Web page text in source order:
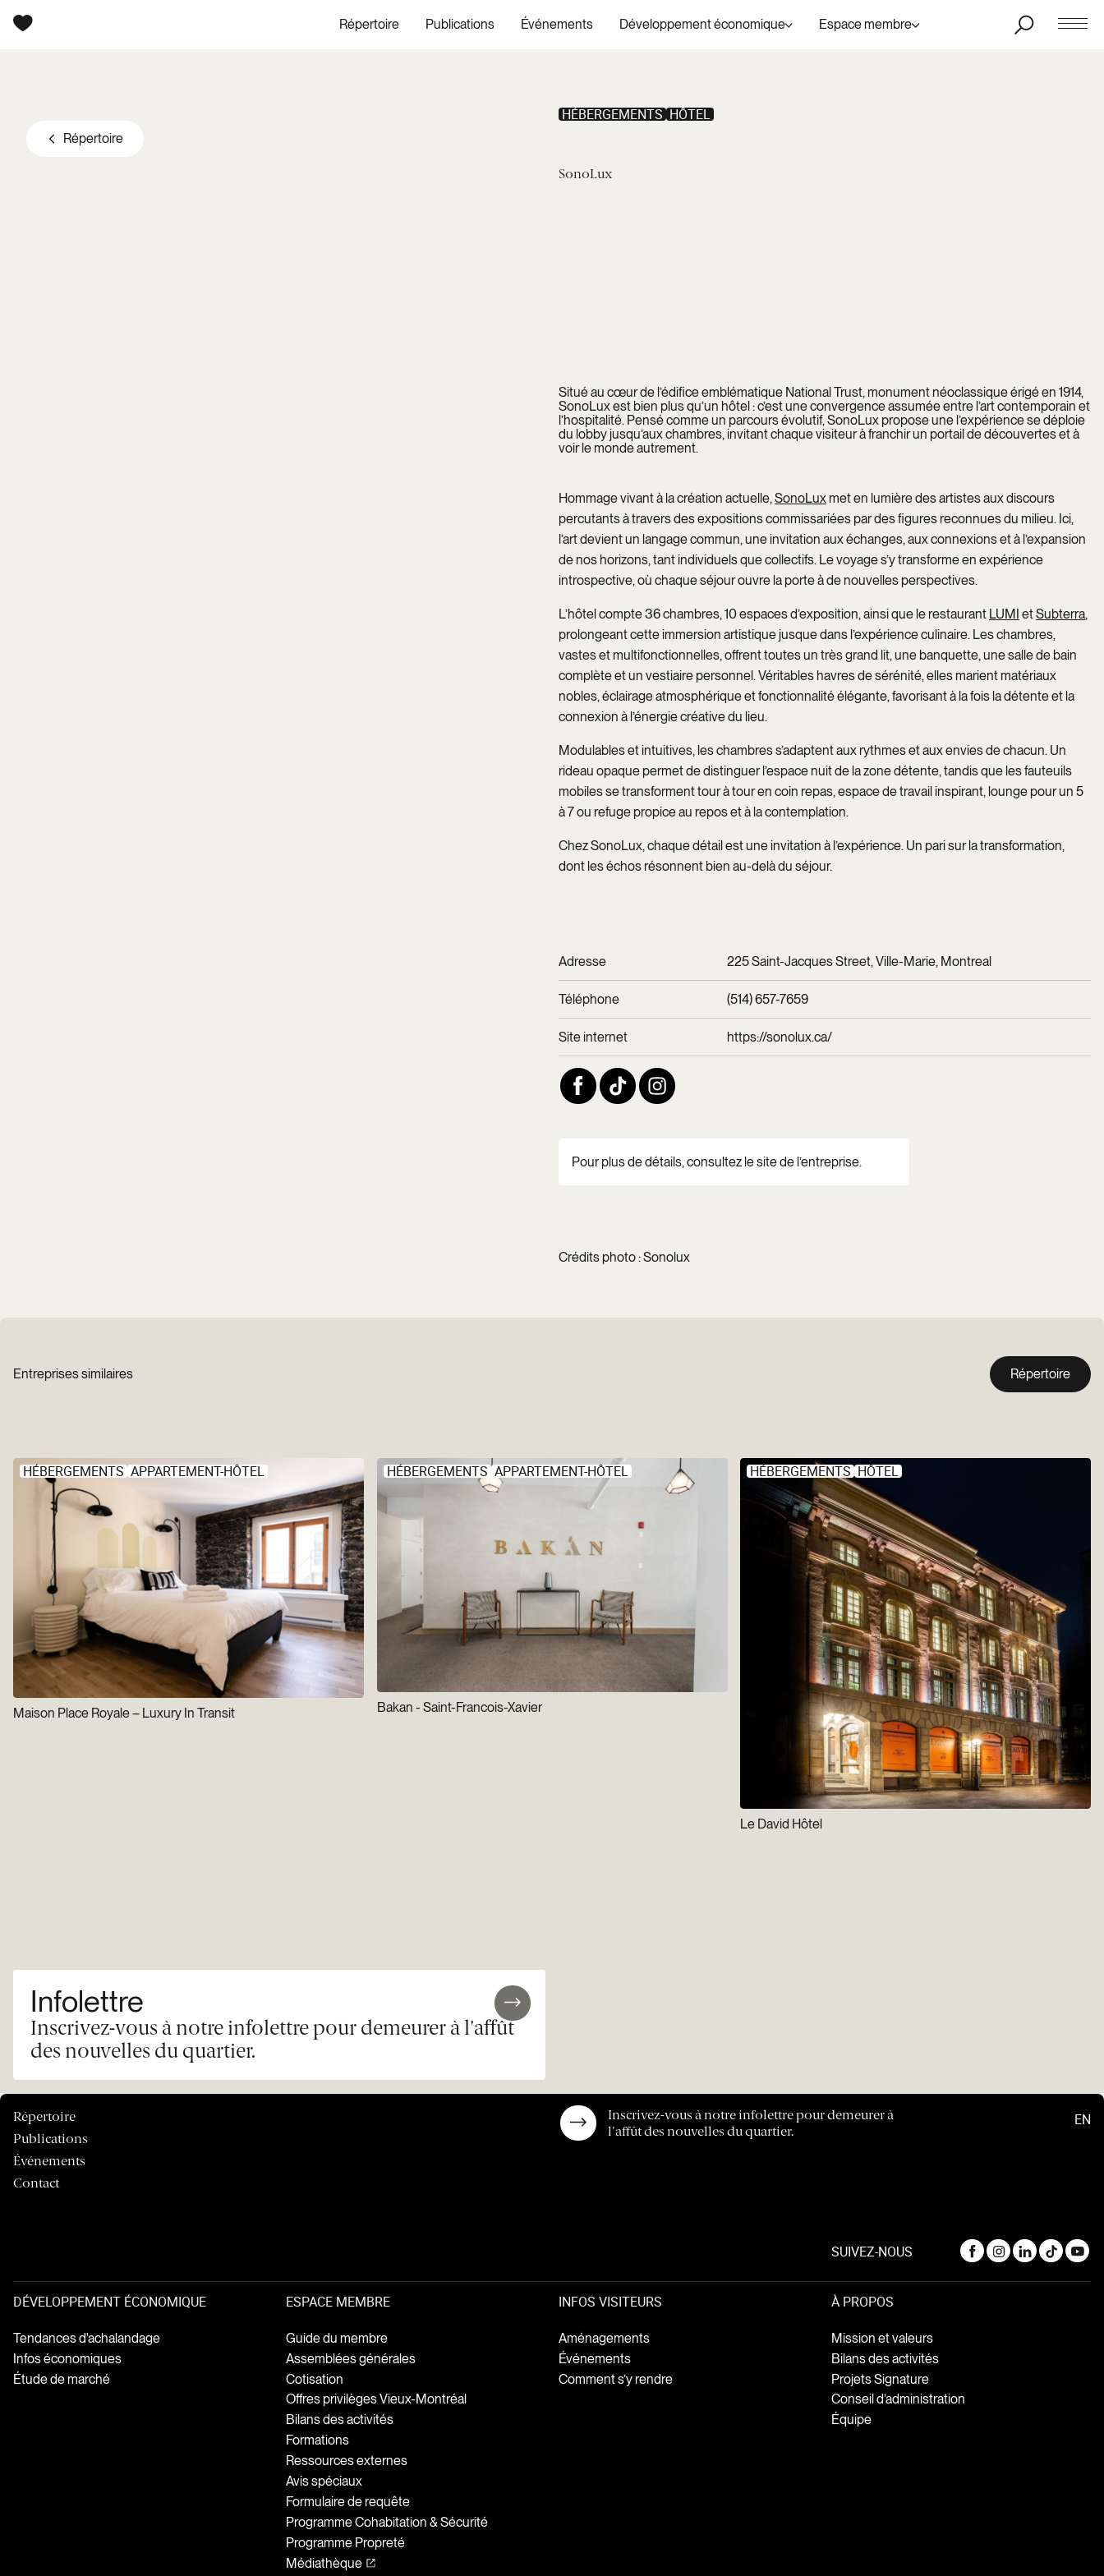
Aller au contenu principal
Répertoire Publications Événements Développement économique Espace membre
Répertoire
HÉBERGEMENTS HÔTEL
SonoLux
Situé au cœur de l’édifice emblématique National Trust, monument néoclassique érigé en 1914,
SonoLux est bien plus qu’un hôtel : c’est une convergence assumée entre l’art contemporain et
l’hospitalité. Pensé comme un parcours évolutif, SonoLux propose une l’expérience se déploie
du lobby jusqu’aux chambres, invitant chaque visiteur à franchir un portail de découvertes et à
voir le monde autrement.
Hommage vivant à la création actuelle,SonoLux met en lumière des artistes aux discours
percutants à travers des expositions commissariées par des figures reconnues du milieu. Ici,
l’art devient un langage commun, une invitation aux échanges, aux connexions et à l’expansion
de nos horizons, tant individuels que collectifs. Le voyage s’y transforme en expérience
introspective, où chaque séjour ouvre la porte à de nouvelles perspectives.
L’hôtel compte 36 chambres, 10 espaces d’exposition, ainsi que le restaurant LUMI etSubterra,
prolongeant cette immersion artistique jusque dans l’expérience culinaire. Les chambres,
vastes et multifonctionnelles, offrent toutes un très grand lit, une banquette, une salle de bain
complète et un vestiaire personnel. Véritables havres de sérénité, elles marient matériaux
nobles, éclairage atmosphérique et fonctionnalité élégante, favorisant à la fois la détente et la
connexion à l’énergie créative du lieu.
Modulables et intuitives, les chambres s’adaptent aux rythmes et aux envies de chacun. Un
rideau opaque permet de distinguer l’espace nuit de la zone détente, tandis que les fauteuils
mobiles se transforment tour à tour en coin repas, espace de travail inspirant, lounge pour un 5
à 7 ou refuge propice au repos et à la contemplation.
Chez SonoLux, chaque détail est une invitation à l’expérience. Un pari sur la transformation,
dont les échos résonnent bien au-delà du séjour.
Adresse 225 Saint-Jacques Street, Ville-Marie, Montreal
Téléphone (514) 657-7659
Site internet https://sonolux.ca/
Pour plus de détails, consultez le site de l’entreprise.
Crédits photo : Sonolux
Entreprises similaires Répertoire
HÉBERGEMENTS APPARTEMENT-HÔTEL
Maison Place Royale – Luxury In Transit
HÉBERGEMENTS APPARTEMENT-HÔTEL
Bakan - Saint-Francois-Xavier
HÉBERGEMENTS HÔTEL
Le David Hôtel
Infolettre
Inscrivez-vous à notre infolettre pour demeurer à l'affût
des nouvelles du quartier.
Répertoire
Publications
Événements
Contact
Inscrivez-vous à notre infolettre pour demeurer à
l'affût des nouvelles du quartier.
EN
SUIVEZ-NOUS
DÉVELOPPEMENT ÉCONOMIQUE
Tendances d'achalandage
Infos économiques
Étude de marché
ESPACE MEMBRE
Guide du membre
Assemblées générales
Cotisation
Offres privilèges Vieux-Montréal
Bilans des activités
Formations
Ressources externes
Avis spéciaux
Formulaire de requête
Programme Cohabitation & Sécurité
Programme Propreté
Médiathèque
INFOS VISITEURS
Aménagements
Événements
Comment s’y rendre
À PROPOS
Mission et valeurs
Bilans des activités
Projets Signature
Conseil d’administration
Équipe